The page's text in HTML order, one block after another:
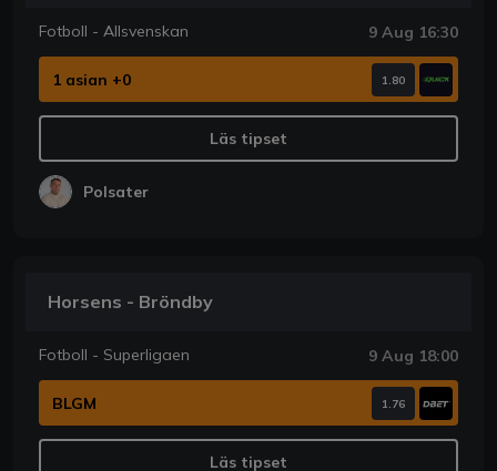
Fotboll - Allsvenskan 9 Aug 16:30
1 asian +0 1.80
Läs tipset
Polsater
Horsens - Bröndby
Fotboll - Superligaen 9 Aug 18:00
BLGM 1.76
Läs tipset